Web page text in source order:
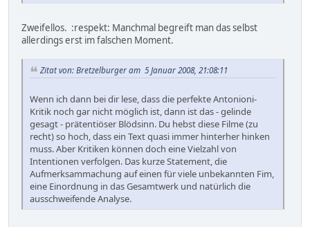
Zweifellos. :respekt: Manchmal begreift man das selbst
allerdings erst im falschen Moment.
Zitat von: Bretzelburger am 5 Januar 2008, 21:08:11
Wenn ich dann bei dir lese, dass die perfekte Antonioni-
Kritik noch gar nicht möglich ist, dann ist das - gelinde
gesagt - prätentiöser Blödsinn. Du hebst diese Filme (zu
recht) so hoch, dass ein Text quasi immer hinterher hinken
muss. Aber Kritiken können doch eine Vielzahl von
Intentionen verfolgen. Das kurze Statement, die
Aufmerksammachung auf einen für viele unbekannten Fim,
eine Einordnung in das Gesamtwerk und natürlich die
ausschweifende Analyse.